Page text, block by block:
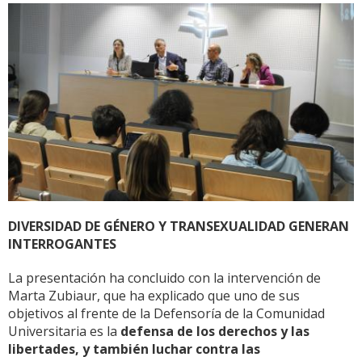
DIVERSIDAD DE GÉNERO Y TRANSEXUALIDAD GENERAN
INTERROGANTES
La presentación ha concluido con la intervención de
Marta Zubiaur, que ha explicado que uno de sus
objetivos al frente de la Defensoría de la Comunidad
Universitaria es la defensa de los derechos y las
libertades, y también luchar contra las